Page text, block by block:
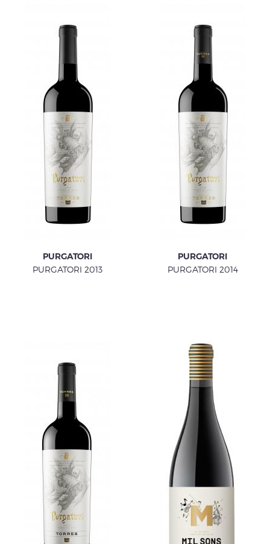
PURGATORI
PURGATORI 2013
PURGATORI
PURGATORI 2014